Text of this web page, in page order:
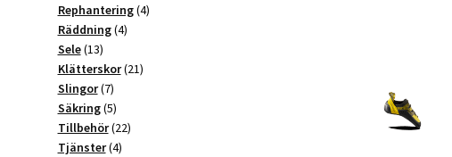
produkter
Rephantering 44
Räddning 44
Sele 1313
produkter
Klätterskor 2121
Slingor 77
produkter
Säkring 55
produkter
Tillbehör 2222
Tjänster 44